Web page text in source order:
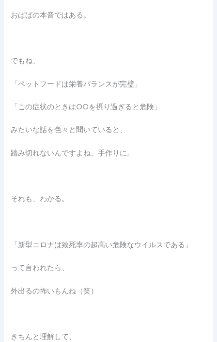
おばばの本音ではある。
でもね、
「ペットフードは栄養バランスが完璧」
「この症状のときは○○を摂り過ぎると危険」
みたいな話を色々と聞いていると、
踏み切れないんですよね、手作りに。
それも、わかる。
「新型コロナは致死率の超高い危険なウイルスである」
って言われたら、
外出るの怖いもんね（笑）
きちんと理解して、